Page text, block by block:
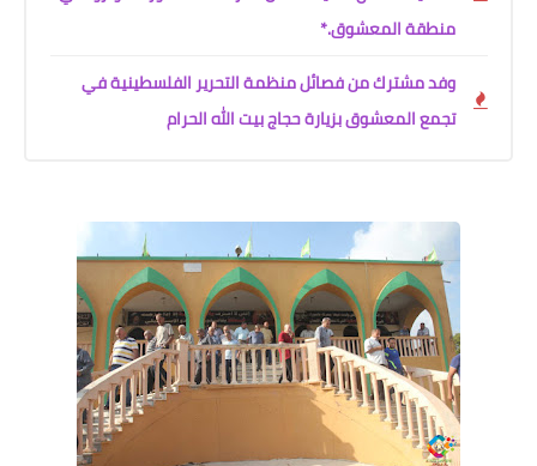
منطقة المعشوق.*
وفد مشترك من فصائل منظمة التحرير الفلسطينية في
تجمع المعشوق بزيارة حجاج بيت الله الحرام